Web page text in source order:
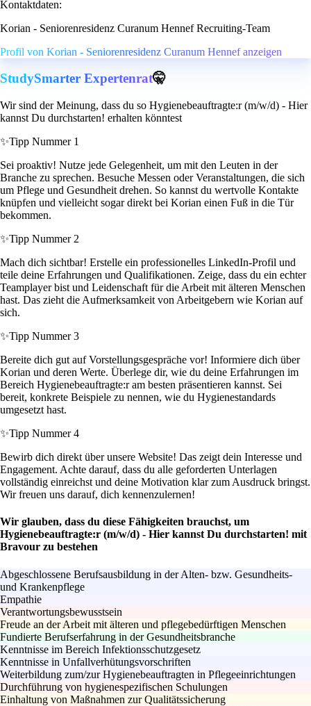
Kontaktdaten:
Korian - Seniorenresidenz Curanum Hennef Recruiting-Team
Profil von Korian - Seniorenresidenz Curanum Hennef anzeigen
StudySmarter Expertenrat🤫
Wir sind der Meinung, dass du so Hygienebeauftragte:r (m/w/d) - Hier
kannst Du durchstarten! erhalten könntest
✨Tipp Nummer 1
Sei proaktiv! Nutze jede Gelegenheit, um mit den Leuten in der
Branche zu sprechen. Besuche Messen oder Veranstaltungen, die sich
um Pflege und Gesundheit drehen. So kannst du wertvolle Kontakte
knüpfen und vielleicht sogar direkt bei Korian einen Fuß in die Tür
bekommen.
✨Tipp Nummer 2
Mach dich sichtbar! Erstelle ein professionelles LinkedIn-Profil und
teile deine Erfahrungen und Qualifikationen. Zeige, dass du ein echter
Teamplayer bist und Leidenschaft für die Arbeit mit älteren Menschen
hast. Das zieht die Aufmerksamkeit von Arbeitgebern wie Korian auf
sich.
✨Tipp Nummer 3
Bereite dich gut auf Vorstellungsgespräche vor! Informiere dich über
Korian und deren Werte. Überlege dir, wie du deine Erfahrungen im
Bereich Hygienebeauftragte:r am besten präsentieren kannst. Sei
bereit, konkrete Beispiele zu nennen, wie du Hygienestandards
umgesetzt hast.
✨Tipp Nummer 4
Bewirb dich direkt über unsere Website! Das zeigt dein Interesse und
Engagement. Achte darauf, dass du alle geforderten Unterlagen
vollständig einreichst und deine Motivation klar zum Ausdruck bringst.
Wir freuen uns darauf, dich kennenzulernen!
Wir glauben, dass du diese Fähigkeiten brauchst, um
Hygienebeauftragte:r (m/w/d) - Hier kannst Du durchstarten! mit
Bravour zu bestehen
Abgeschlossene Berufsausbildung in der Alten- bzw. Gesundheits-
und Krankenpflege
Empathie
Verantwortungsbewusstsein
Freude an der Arbeit mit älteren und pflegebedürftigen Menschen
Fundierte Berufserfahrung in der Gesundheitsbranche
Kenntnisse im Bereich Infektionsschutzgesetz
Kenntnisse in Unfallverhütungsvorschriften
Weiterbildung zum/zur Hygienebeauftragten in Pflegeeinrichtungen
Durchführung von hygienespezifischen Schulungen
Einhaltung von Maßnahmen zur Qualitätssicherung